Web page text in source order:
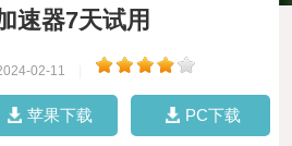
速器7天试用
02-11
苹果下载 PC下载